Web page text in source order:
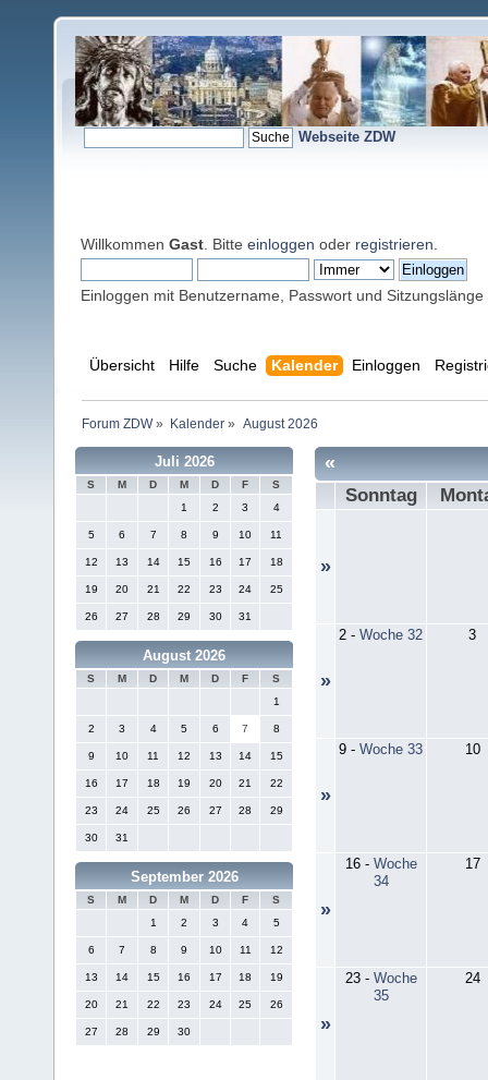
Webseite ZDW
Willkommen Gast . Bitte einloggen oder registrieren
Einloggen mit Benutzername, Passwort und Sitzungslänge
Übersicht Hilfe Suche Kalender Einloggen
Forum ZDW» Kalender » August 2026
Juli 2026
S M D M D F
S
1
2 3 4
5 6 7 8 9 10 11
12 13 14 15 16 17 18
19 20 21 22 23 24 25
26 27 28 29 30 31
August 2026
S M D M D F
S
1
2 3 4 5 6 7 8
9 10 11 12 13 14 15
16 17 18 19 20 21 22
23 24 25 26 27 28 29
30 31
September 2026
S M D M D F
S
1
2 3 4 5
6 7 8 9 10 11 12
13 14 15 16 17 18 19
20 21 22 23 24 25 26
27 28 29 30
«
Sonntag
»
»
2 - Woche 32 3
»
9 - Woche 33 10
»
16- Woche
34
17
»
23- Woche
35
24